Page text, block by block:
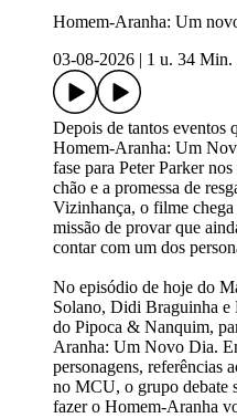
Homem-Aranha: Um
03-08-2026
1 u. 34 Min.
Depois de tantos eventos
Homem-Aranha: Um
fase para Peter Parker
chão e a promessa de
Vizinhança, o filme chega
missão de provar que
contar com um dos
No episódio de hoje do
Solano, Didi Braguinha e
do Pipoca & Nanquim,
Aranha: Um Novo Dia.
personagens, referências
no MCU, o grupo debate
fazer o Homem-Aranha